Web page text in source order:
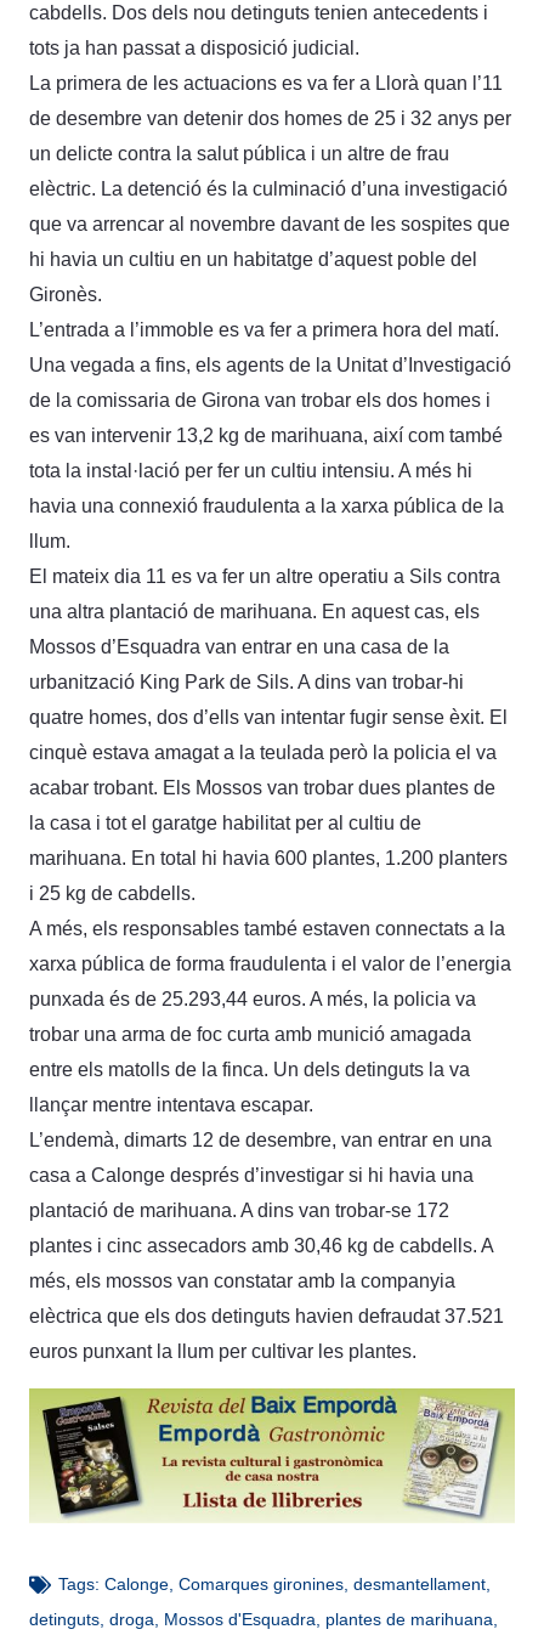
cabdells. Dos dels nou detinguts tenien antecedents i
tots ja han passat a disposició judicial.
La primera de les actuacions es va fer a Llorà quan l’11
de desembre van detenir dos homes de 25 i 32 anys per
un delicte contra la salut pública i un altre de frau
elèctric. La detenció és la culminació d’una investigació
que va arrencar al novembre davant de les sospites que
hi havia un cultiu en un habitatge d’aquest poble del
Gironès.
L’entrada a l’immoble es va fer a primera hora del matí.
Una vegada a fins, els agents de la Unitat d’Investigació
de la comissaria de Girona van trobar els dos homes i
es van intervenir 13,2 kg de marihuana, així com també
tota la instal·lació per fer un cultiu intensiu. A més hi
havia una connexió fraudulenta a la xarxa pública de la
llum.
El mateix dia 11 es va fer un altre operatiu a Sils contra
una altra plantació de marihuana. En aquest cas, els
Mossos d’Esquadra van entrar en una casa de la
urbanització King Park de Sils. A dins van trobar-hi
quatre homes, dos d’ells van intentar fugir sense èxit. El
cinquè estava amagat a la teulada però la policia el va
acabar trobant. Els Mossos van trobar dues plantes de
la casa i tot el garatge habilitat per al cultiu de
marihuana. En total hi havia 600 plantes, 1.200 planters
i 25 kg de cabdells.
A més, els responsables també estaven connectats a la
xarxa pública de forma fraudulenta i el valor de l’energia
punxada és de 25.293,44 euros. A més, la policia va
trobar una arma de foc curta amb munició amagada
entre els matolls de la finca. Un dels detinguts la va
llançar mentre intentava escapar.
L’endemà, dimarts 12 de desembre, van entrar en una
casa a Calonge després d’investigar si hi havia una
plantació de marihuana. A dins van trobar-se 172
plantes i cinc assecadors amb 30,46 kg de cabdells. A
més, els mossos van constatar amb la companyia
elèctrica que els dos detinguts havien defraudat 37.521
euros punxant la llum per cultivar les plantes.
Tags: Calonge, Comarques gironines, desmantellament,
detinguts, droga, Mossos d'Esquadra, plantes de marihuana,